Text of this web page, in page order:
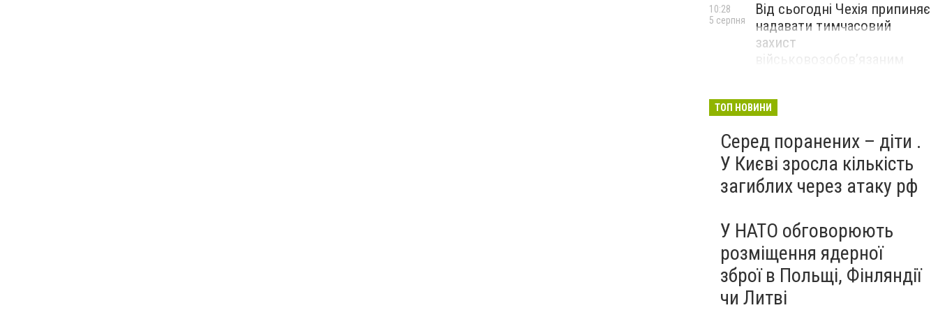
Від сьогодні Чехія припиняє
надавати тимчасовий
захист
військовозобов’язаним
10:28
5 серпня
ТОП НОВИНИ
Серед поранених – діти .
У Києві зросла кількість
загиблих через атаку рф
У НАТО обговорюють
розміщення ядерної
зброї в Польщі, Фінляндії
чи Литві